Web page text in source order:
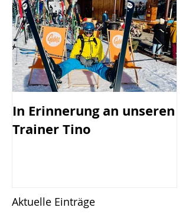
In Erinnerung an unseren
Trainer Tino
Aktuelle Einträge